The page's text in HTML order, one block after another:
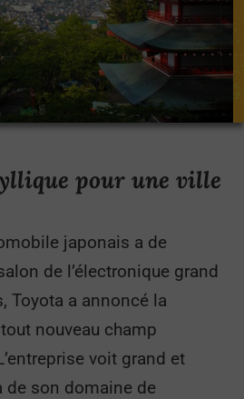
pour une ville
japonais a de
de l’électronique grand
Toyota a annoncé la
nouveau champ
voit grand et
de son domaine de